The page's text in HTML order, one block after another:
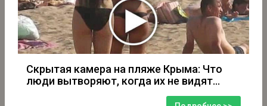
Скрытая камера на пляже Крыма: Что
люди вытворяют, когда их не видят...